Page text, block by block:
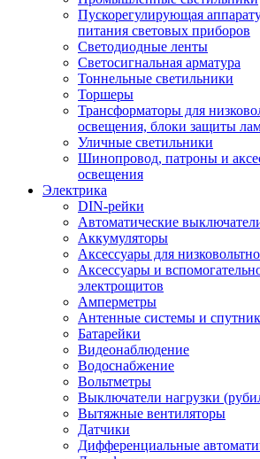
Пускорегулирующая
питания световых приборов
Светодиодные ленты
Светосигнальная арматура
Тоннельные светильники
Торшеры
Трансформаторы для
освещения, блоки защиты
Уличные светильники
Шинопровод, патроны и
освещения
Электрика
DIN-рейки
Автоматические
Аккумуляторы
Аксессуары для
Аксессуары и
электрощитов
Амперметры
Антенные системы и
Батарейки
Видеонаблюдение
Водоснабжение
Вольтметры
Выключатели нагрузки
Вытяжные вентиляторы
Датчики
Дифференциальные